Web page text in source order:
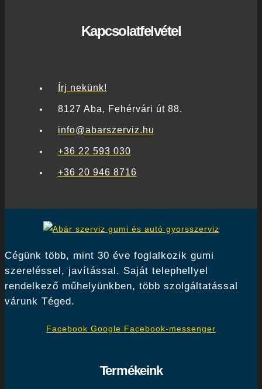
Kapcsolatfelvétel
Írj nekünk!
8127 Aba, Fehérvári út 88.
info@abarszerviz.hu
+36 22 593 030
+36 20 946 8716
Cégünk több, mint 30 éve foglalkozik gumi
szereléssel, javítással. Saját telephellyel
rendelkező műhelyünkben, több szolgáltatással
várunk Téged.
Facebook Google Facebook-messenger
Termékeink